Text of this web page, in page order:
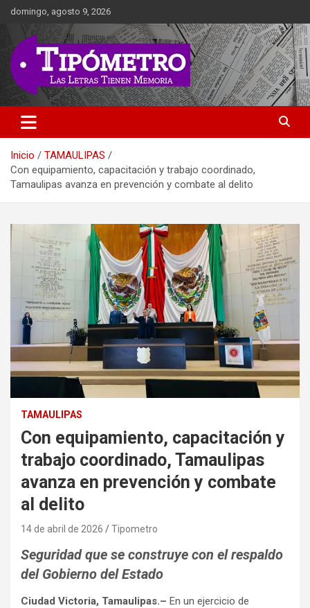
Saltar
contenido
domingo, agosto 9, 2026
Tipometro
Las Letras Tienen Memoria
Inicio
TAMAULIPAS
Con equipamiento, capacitación y trabajo coordinado,
Tamaulipas avanza en prevención y combate al delito
TAMAULIPAS
Con equipamiento, capacitación y
trabajo coordinado, Tamaulipas
avanza en prevención y combate
al delito
14 de abril de 2026 Tipometro
Seguridad que se construye con el respaldo
del Gobierno del Estado
Ciudad Victoria, Tamaulipas.– En un ejercicio de